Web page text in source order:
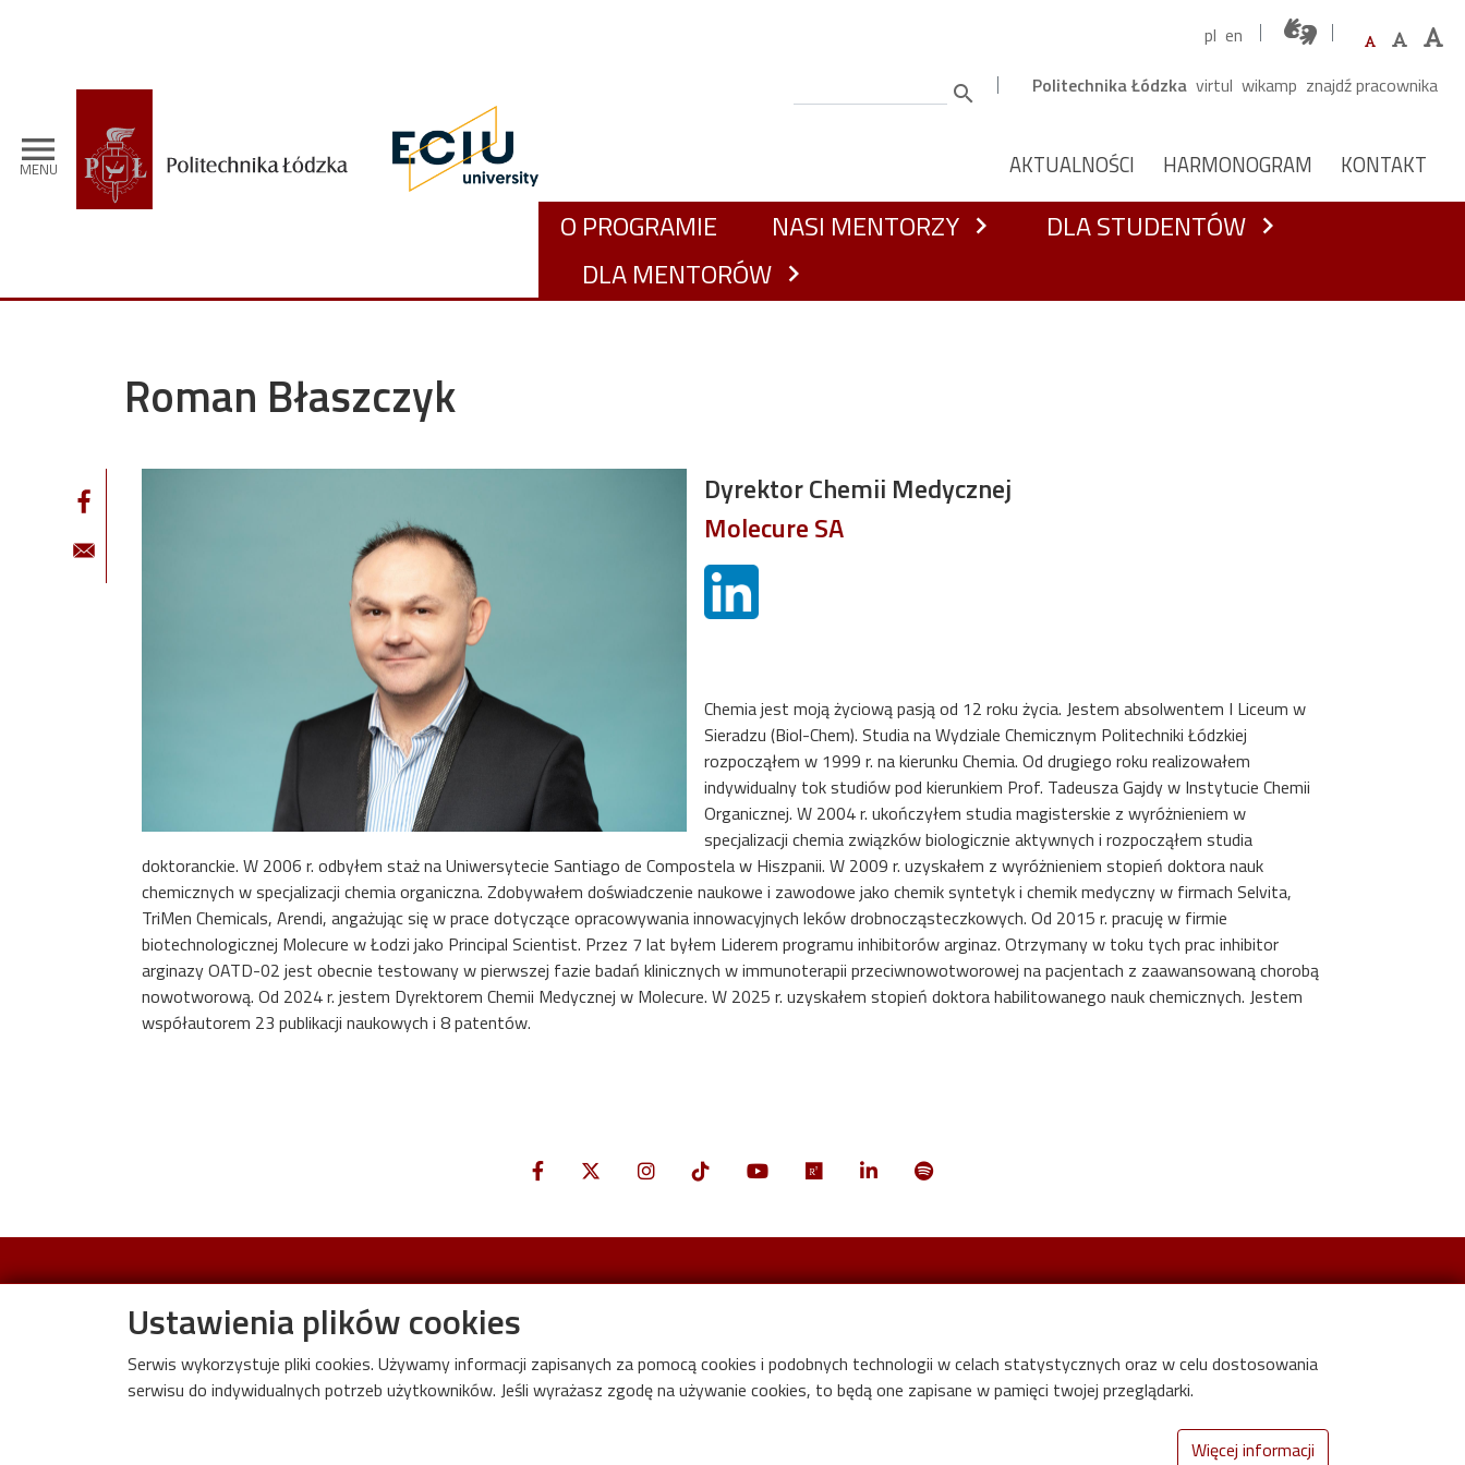
menu
MENU
pl en
Szukaj Górne menu
Politechnika Łódzka virtul wikamp znajdź pracownika
NAWIGACJA Z PODZIAŁEM NA
AKTUALNOŚCI HARMONOGRAM KONTAKT
GŁÓWNA NAWIGACJA
O PROGRAMIE NASI MENTORZY chevron_right DLA STUDENTÓW chevron_right
DLA MENTORÓW chevron_right
Roman Błaszczyk
Dyrektor Chemii Medycznej
Molecure SA
Chemia jest moją życiową pasją od 12 roku życia. Jestem absolwentem I Liceum w
Sieradzu (Biol-Chem). Studia na Wydziale Chemicznym Politechniki Łódzkiej
rozpocząłem w 1999 r. na kierunku Chemia. Od drugiego roku realizowałem
indywidualny tok studiów pod kierunkiem Prof. Tadeusza Gajdy w Instytucie Chemii
Organicznej. W 2004 r. ukończyłem studia magisterskie z wyróżnieniem w
specjalizacji chemia związków biologicznie aktywnych i rozpocząłem studia
doktoranckie. W 2006 r. odbyłem staż na Uniwersytecie Santiago de Compostela w Hiszpanii. W 2009 r. uzyskałem z wyróżnieniem stopień doktora nauk
chemicznych w specjalizacji chemia organiczna. Zdobywałem doświadczenie naukowe i zawodowe jako chemik syntetyk i chemik medyczny w firmach Selvita,
TriMen Chemicals, Arendi, angażując się w prace dotyczące opracowywania innowacyjnych leków drobnocząsteczkowych. Od 2015 r. pracuję w firmie
biotechnologicznej Molecure w Łodzi jako Principal Scientist. Przez 7 lat byłem Liderem programu inhibitorów arginaz. Otrzymany w toku tych prac inhibitor
arginazy OATD-02 jest obecnie testowany w pierwszej fazie badań klinicznych w immunoterapii przeciwnowotworowej na pacjentach z zaawansowaną chorobą
nowotworową. Od 2024 r. jestem Dyrektorem Chemii Medycznej w Molecure. W 2025 r. uzyskałem stopień doktora habilitowanego nauk chemicznych. Jestem
współautorem 23 publikacji naukowych i 8 patentów.
Al. Politechniki3a,93-590Łódź,
Tel: +4842 631-20-98
E-mail :mentoring@info.p.lodz.pl
Uczelnia
Studentów
Mentorów
Ustawienia plików cookies
Serwis wykorzystuje pliki cookies. Używamy informacji zapisanych za pomocą cookies i podobnych technologii w celach statystycznych oraz w celu dostosowania
serwisu do indywidualnych potrzeb użytkowników. Jeśli wyrażasz zgodę na używanie cookies, to będą one zapisane w pamięci twojej przeglądarki.
Więcej informacji